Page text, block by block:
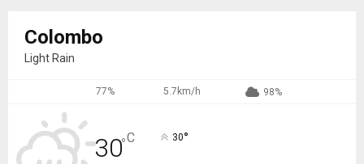
Colombo
Light Rain
77% 5.7km/h 98%
30°C 30°